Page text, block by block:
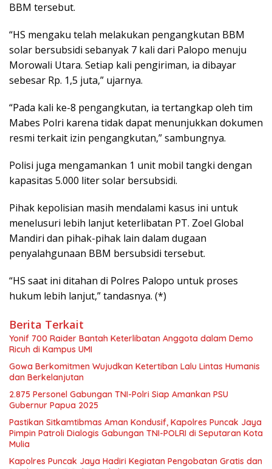
BBM tersebut.
“HS mengaku telah melakukan pengangkutan BBM
solar bersubsidi sebanyak 7 kali dari Palopo menuju
Morowali Utara. Setiap kali pengiriman, ia dibayar
sebesar Rp. 1,5 juta,” ujarnya.
“Pada kali ke-8 pengangkutan, ia tertangkap oleh tim
Mabes Polri karena tidak dapat menunjukkan dokumen
resmi terkait izin pengangkutan,” sambungnya.
Polisi juga mengamankan 1 unit mobil tangki dengan
kapasitas 5.000 liter solar bersubsidi.
Pihak kepolisian masih mendalami kasus ini untuk
menelusuri lebih lanjut keterlibatan PT. Zoel Global
Mandiri dan pihak-pihak lain dalam dugaan
penyalahgunaan BBM bersubsidi tersebut.
“HS saat ini ditahan di Polres Palopo untuk proses
hukum lebih lanjut,” tandasnya. (*)
Berita Terkait
Yonif 700 Raider Bantah Keterlibatan Anggota dalam Demo
Ricuh di Kampus UMI
Gowa Berkomitmen Wujudkan Ketertiban Lalu Lintas Humanis
dan Berkelanjutan
2.875 Personel Gabungan TNI-Polri Siap Amankan PSU
Gubernur Papua 2025
Pastikan Sitkamtibmas Aman Kondusif, Kapolres Puncak Jaya
Pimpin Patroli Dialogis Gabungan TNI-POLRI di Seputaran Kota
Mulia
Kapolres Puncak Jaya Hadiri Kegiatan Pengobatan Gratis dan